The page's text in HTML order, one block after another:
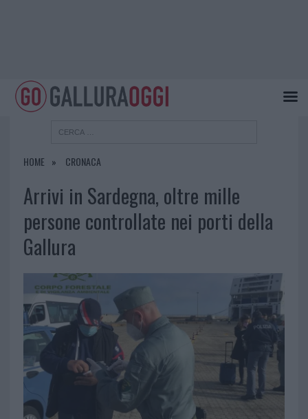
HOME CRONACA
Arrivi in Sardegna, oltre mille
persone controllate nei porti della
Gallura